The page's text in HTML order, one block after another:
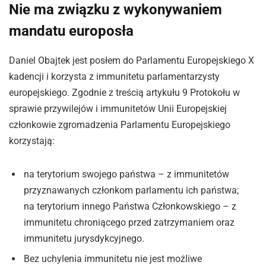
Nie ma związku z wykonywaniem
mandatu europosła
Daniel Obajtek jest posłem do Parlamentu Europejskiego X
kadencji i korzysta z immunitetu parlamentarzysty
europejskiego.​ Zgodnie z treścią artykułu 9 Protokołu w
sprawie przywilejów i immunitetów Unii Europejskiej
członkowie zgromadzenia Parlamentu Europejskiego
korzystają:
na terytorium swojego państwa – z immunitetów
przyznawanych członkom parlamentu ich państwa;
na terytorium innego Państwa Członkowskiego – z
immunitetu chroniącego przed zatrzymaniem oraz
immunitetu jurysdykcyjnego.
Bez uchylenia immunitetu nie jest możliwe